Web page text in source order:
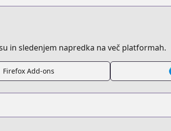
in sledenjem napredka na več platformah.
Firefox Add-ons